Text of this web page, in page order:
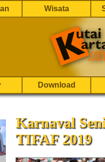
Wisata
Download
Karnaval
TIFAF 2019